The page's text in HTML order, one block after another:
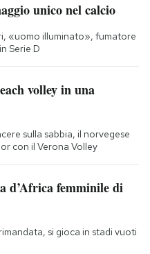
unico nel calcio
«uomo illuminato», fumatore
Serie D
volley in una
sulla sabbia, il norvegese
con il Verona Volley
d’Africa femminile di
si gioca in stadi vuoti